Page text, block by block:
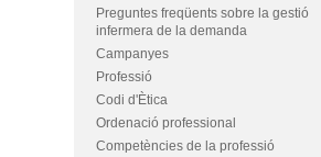
Preguntes freqüents sobre la gestió
infermera de la demanda
Campanyes
Professió
Codi d'Ètica
Ordenació professional
Competències de la professió